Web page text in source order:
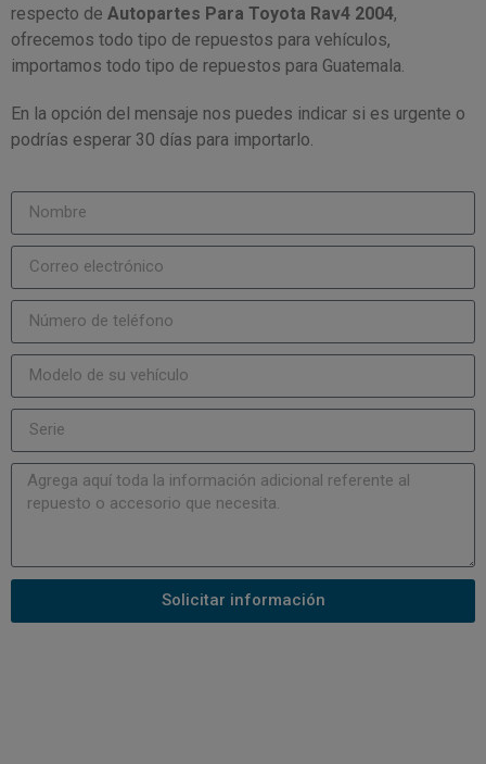
respecto de Autopartes Para Toyota Rav4 2004,
ofrecemos todo tipo de repuestos para vehículos,
importamos todo tipo de repuestos para Guatemala.
En la opción del mensaje nos puedes indicar si es urgente o
podrías esperar 30 días para importarlo.
Solicitar información